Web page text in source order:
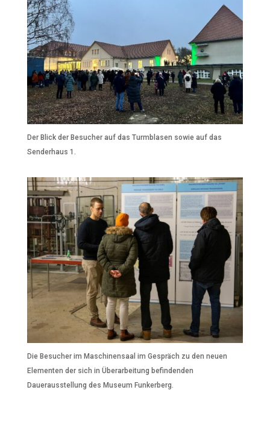
Der Blick der Besucher auf das Turmblasen sowie auf das
Senderhaus 1.
Die Besucher im Maschinensaal im Gespräch zu den neuen
Elementen der sich in Überarbeitung befindenden
Dauerausstellung des Museum Funkerberg.